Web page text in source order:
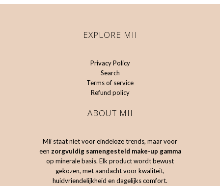
EXPLORE MII
Privacy Policy
Search
Terms of service
Refund policy
ABOUT MII
Mii staat niet voor eindeloze trends, maar voor
een zorgvuldig samengesteld make-up gamma
op minerale basis. Elk product wordt bewust
gekozen, met aandacht voor kwaliteit,
huidvriendelijkheid en dagelijks comfort.